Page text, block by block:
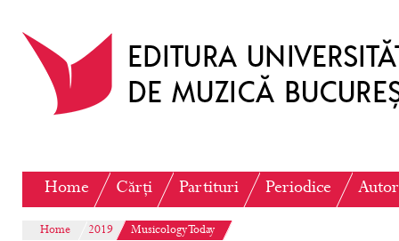
Home Cărți Partituri Periodice
Home 2019 Musicology Today